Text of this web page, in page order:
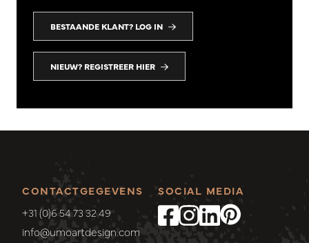
BESTAANDE KLANT? LOG IN
NIEUW? REGISTREER HIER
CONTACTGEGEVENS
+31 (0)6 54 73 32 49
info@umoartdesign.com
SOCIAL MEDIA